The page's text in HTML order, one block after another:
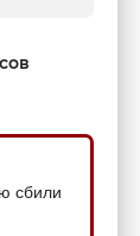
сбили